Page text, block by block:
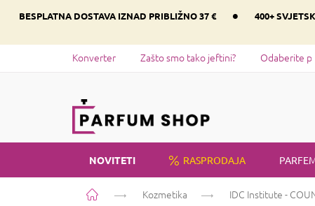
BESPLATNA DOSTAVA IZNAD PRIBLIŽNO 37 € • 400+
Konverter Zašto smo tako jeftini? Odaberite
NOVITETI RASPRODAJA
Početna Kozmetika IDC Institute -